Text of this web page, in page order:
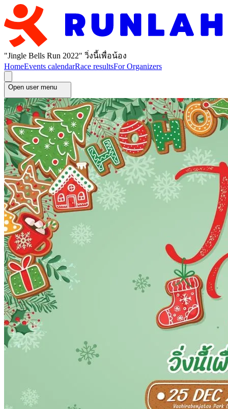
"Jingle Bells Run 2022" วิ่งนี้เพื่อน้อง
HomeEvents calendarRace resultsFor Organizers
Open user menu